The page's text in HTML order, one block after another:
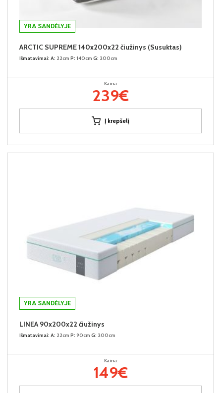
YRA SANDĖLYJE
ARCTIC SUPREME 140x200x22 čiužinys (Susuktas)
Išmatavimai: A: 22cm P: 140cm G: 200cm
Kaina:
239€
Į krepšelį
YRA SANDĖLYJE
LINEA 90x200x22 čiužinys
Išmatavimai: A: 22cm P: 90cm G: 200cm
Kaina:
149€